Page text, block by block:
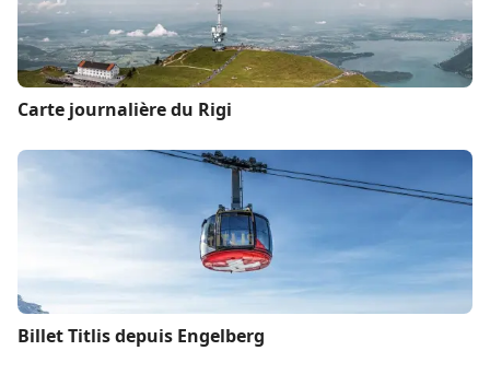
Carte journalière du Rigi
Billet Titlis depuis Engelberg